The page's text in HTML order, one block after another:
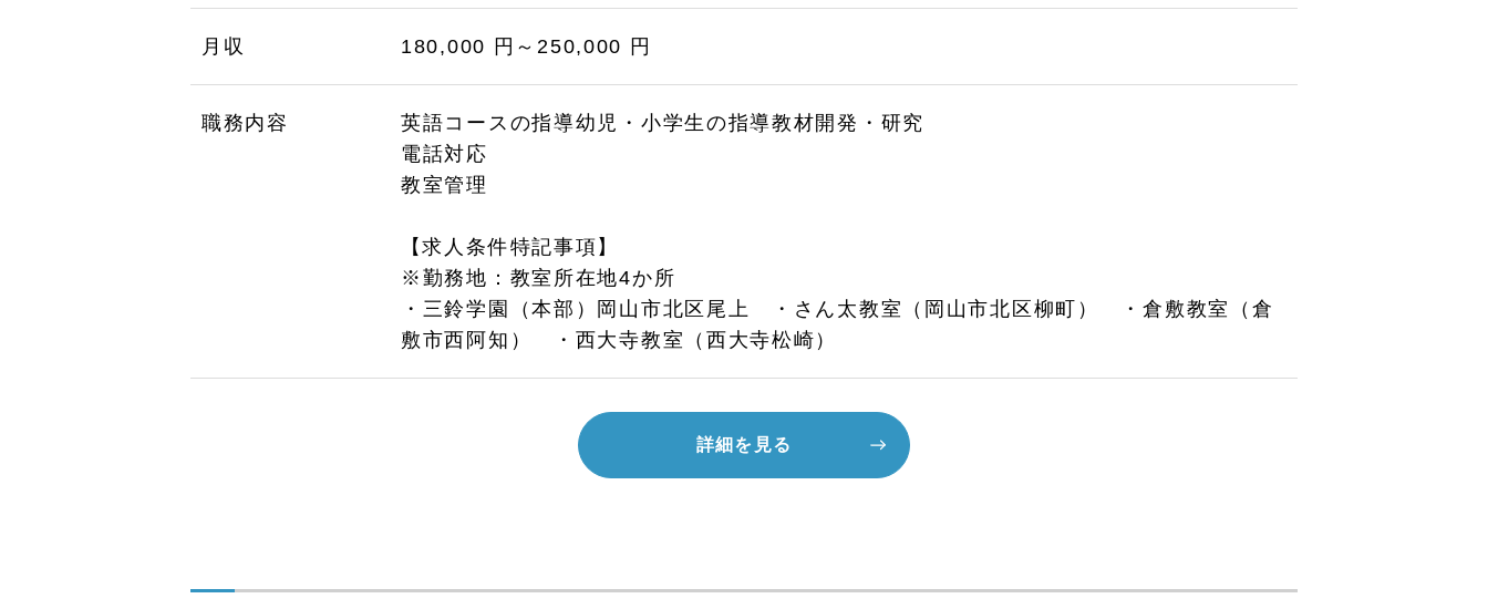
月収 180,000 円～250,000 円
職務内容
英語コースの指導幼児・小学生の指導教材開発・研究
電話対応
教室管理
【求人条件特記事項】
※勤務地：教室所在地4か所
・三鈴学園（本部）岡山市北区尾上 ・さん太教室（岡山市北区柳町） ・倉敷教室（倉
敷市西阿知） ・西大寺教室（西大寺松崎）
詳細を見る